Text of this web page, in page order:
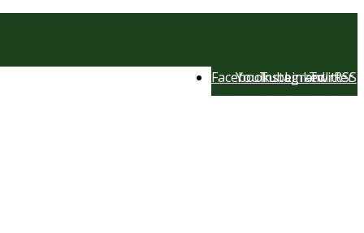
RSS
Twitter
LinkedIn
Instagram
YouTube
Facebook